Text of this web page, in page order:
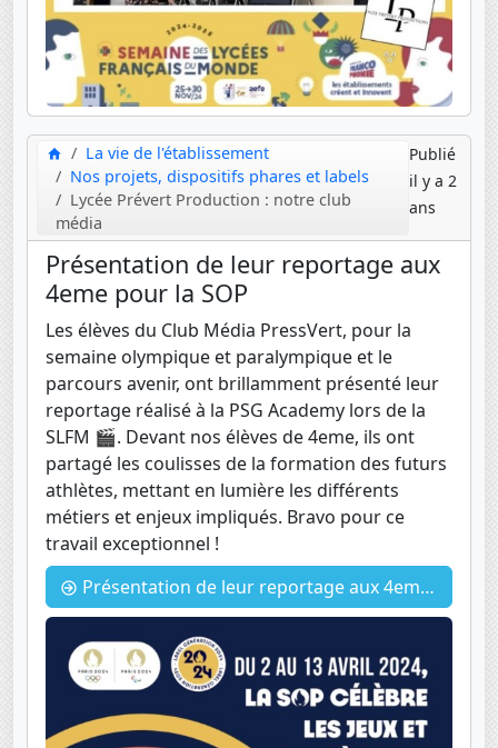
La vie de l'établissement
Nos projets, dispositifs phares et labels
Lycée Prévert Production : notre club
média
Publié
il y a 2
ans
Présentation de leur reportage aux
4eme pour la SOP
Les élèves du Club Média PressVert, pour la
semaine olympique et paralympique et le
parcours avenir, ont brillamment présenté leur
reportage réalisé à la PSG Academy lors de la
SLFM 🎬. Devant nos élèves de 4eme, ils ont
partagé les coulisses de la formation des futurs
athlètes, mettant en lumière les différents
métiers et enjeux impliqués. Bravo pour ce
travail exceptionnel !
Présentation de leur reportage aux 4eme pour la SOP